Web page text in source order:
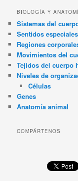
BIOLOGÍA Y
Sistemas del
Sentidos especiales
Regiones
Movimientos del
Tejidos del cuerpo
Niveles de
Células
Genes
Anatomía animal
COMPÁRTENOS